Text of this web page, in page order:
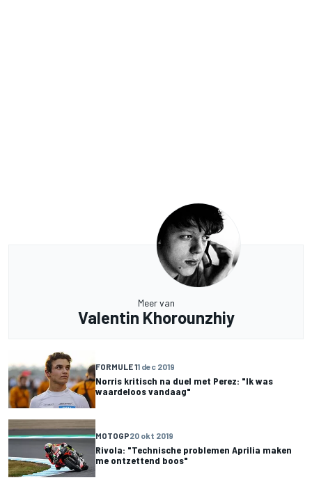
Meer van
Valentin Khorounzhiy
FORMULE 11 dec 2019
Norris kritisch na duel met Perez: "Ik was
waardeloos vandaag"
MOTOGP20 okt 2019
Rivola: "Technische problemen Aprilia maken
me ontzettend boos"